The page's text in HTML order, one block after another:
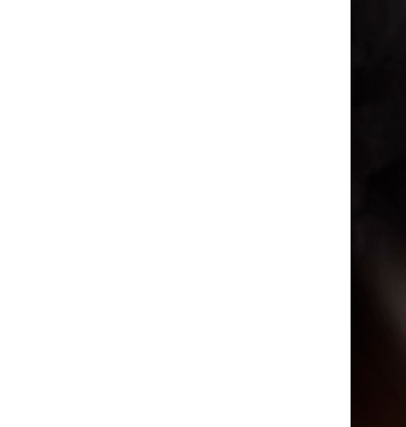
惠州市惠城区江北
厦门市思明区湖滨
福州市鼓楼区五四
成都市锦江区人民
重庆市江北区观音
长沙市芙蓉区定王
郑州市二七区铭功
太原市迎泽区解放
沈阳市沈河区中街
沈阳市沈河区中街
乌鲁木齐市天山区
温州市鹿城区锦绣